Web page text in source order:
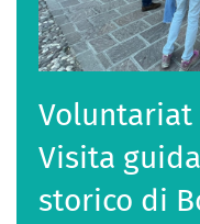
Voluntariat
Visita
storico di